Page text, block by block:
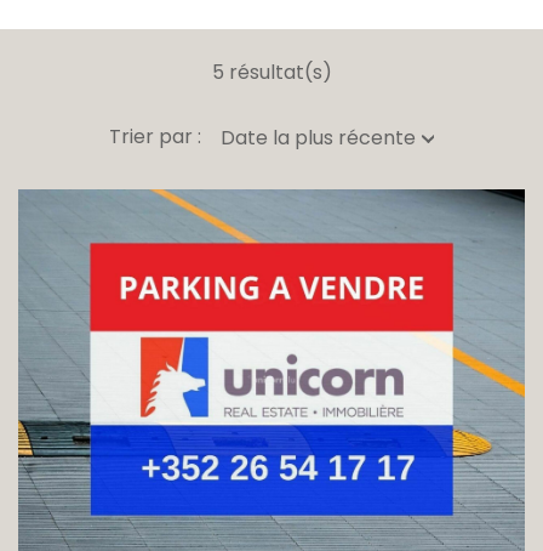
5 résultat(s)
Trier par : Date la plus récente